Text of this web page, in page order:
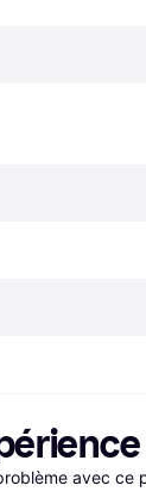
avec ce